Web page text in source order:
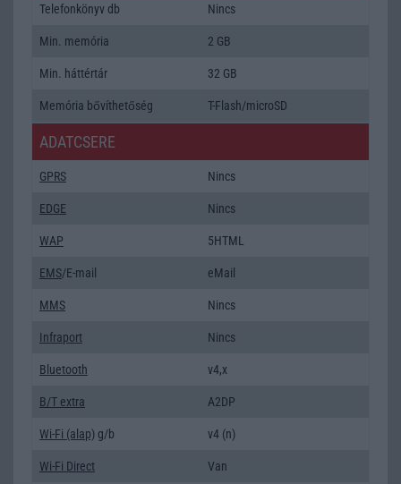
Telefonkönyv db Nincs
Min. memória 2 GB
Min. háttértár 32 GB
Memória bővíthetőség T-Flash/microSD
ADATCSERE
GPRS Nincs
EDGE Nincs
WAP 5HTML
EMS/E-mail eMail
MMS Nincs
Infraport Nincs
Bluetooth v4,x
B/T extra A2DP
Wi-Fi (alap) g/b v4 (n)
Wi-Fi Direct Van